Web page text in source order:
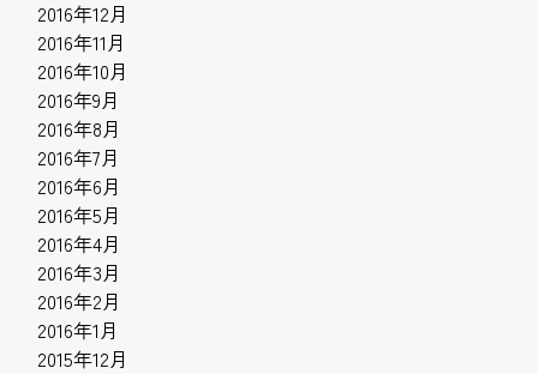
2016年12月
2016年11月
2016年10月
2016年9月
2016年8月
2016年7月
2016年6月
2016年5月
2016年4月
2016年3月
2016年2月
2016年1月
2015年12月